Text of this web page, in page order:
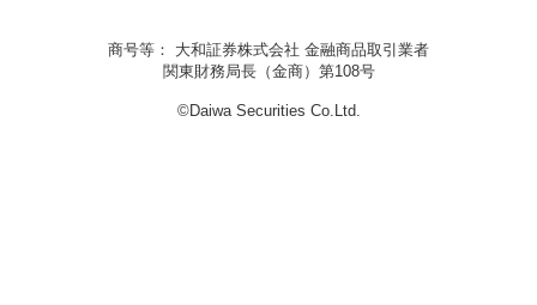
商号等： 大和証券株式会社 金融商品取引業者
関東財務局長（金商）第108号
©Daiwa Securities Co.Ltd.